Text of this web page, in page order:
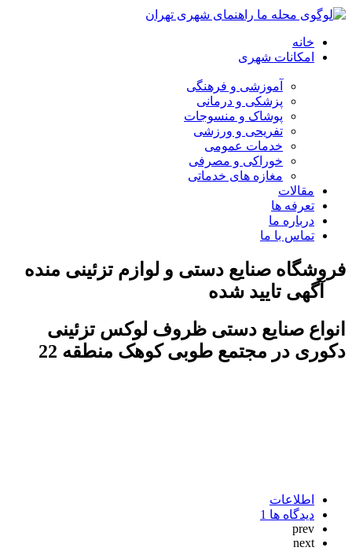
خانه
امکانات شهری
آموزشی و فرهنگی
پزشکی و درمانی
پوشاک و منسوجات
تفریحی و ورزشی
خدمات عمومی
خوراکی و مصرفی
مغازه های خدماتی
مقالات
تعرفه ها
درباره ما
تماس با ما
فروشگاه صنایع دستی و لوازم تزئینی منده
آگهی تایید شده
انواع صنایع دستی ظروف لوکس تزئینی
دکوری در مجتمع طوبی کوهک منطقه 22
اطلاعات
دیدگاه ها 1
prev
next